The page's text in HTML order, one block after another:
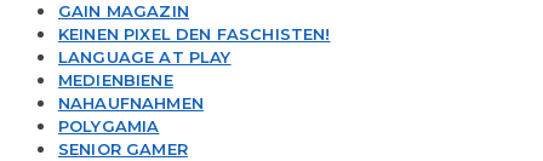
GAIN MAGAZIN
KEINEN PIXEL DEN FASCHISTEN!
LANGUAGE AT PLAY
MEDIENBIENE
NAHAUFNAHMEN
POLYGAMIA
SENIOR GAMER